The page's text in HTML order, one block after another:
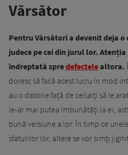
Vărsător
Pentru Vărsători a devenit deja
judece pe cei din jurul lor. Atenția
îndreptată spredefectele altora.
doresc să facă acest lucru în mod
au o datorie față de ceilalți să le
le-ar mai putea îmbunătăți la ei,
bună versiune a lor. În timp ce
sfaturilor lor, altele se vor simți